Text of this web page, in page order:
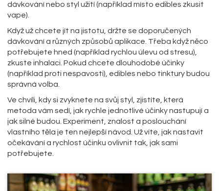
dávkování nebo styl užití (například místo edibles zkusit
vape).
Když už chcete jít na jistotu, držte se doporučených
dávkování a různých způsobů aplikace. Třeba když něco
potřebujete hned (například rychlou úlevu od stresu),
zkuste inhalaci. Pokud chcete dlouhodobé účinky
(například proti nespavosti), edibles nebo tinktury budou
správná volba.
Ve chvíli, kdy si zvyknete na svůj styl, zjistíte, která
metoda vám sedí, jak rychle jednotlivé účinky nastupují a
jak silné budou. Experiment, znalost a poslouchání
vlastního těla je ten nejlepší návod. Už víte, jak nastavit
očekávání a rychlost účinku ovlivnit tak, jak sami
potřebujete.